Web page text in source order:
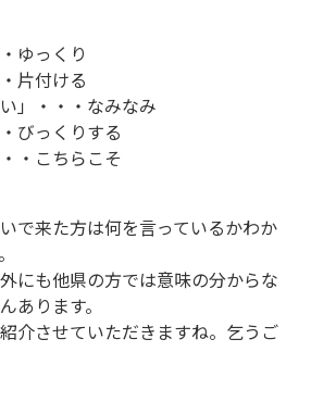
ゆっくり
片付ける
」・・・なみなみ
びっくりする
・こちらこそ
で来た方は何を言っているかわか
にも他県の方では意味の分からな
ります。
介させていただきますね。乞うご